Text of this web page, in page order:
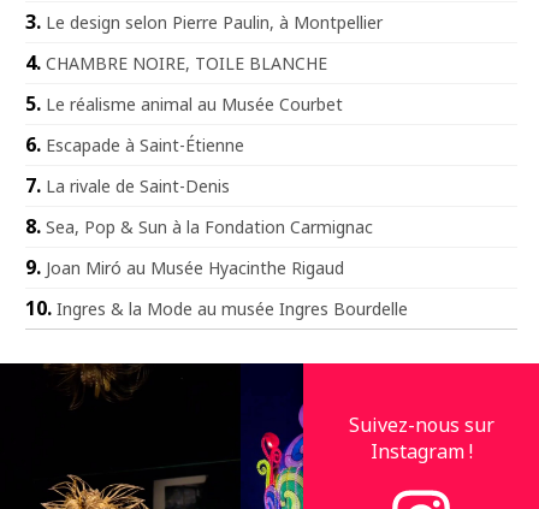
Le design selon Pierre Paulin, à Montpellier
CHAMBRE NOIRE, TOILE BLANCHE
Le réalisme animal au Musée Courbet
Escapade à Saint-Étienne
La rivale de Saint-Denis
Sea, Pop & Sun à la Fondation Carmignac
Joan Miró au Musée Hyacinthe Rigaud
Ingres & la Mode au musée Ingres Bourdelle
Suivez-nous sur
Instagram !